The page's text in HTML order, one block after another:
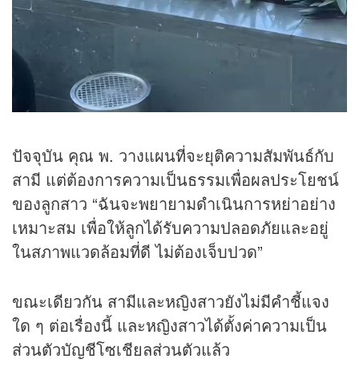
ปัจจุบัน คุณ พ. วางแผนที่จะยุติความสัมพันธ์กับ
สามี แต่ต้องการความเป็นธรรมเพื่อผลประโยชน์
ของลูกสาว “ฉันจะพยายามดำเนินการหย่าอย่าง
เหมาะสม เพื่อให้ลูกได้รับความปลอดภัยและอยู่
ในสภาพแวดล้อมที่ดี ไม่ต้องเจ็บปวด”
ขณะเดียวกัน สามีและหญิงสาวยังไม่มีคำชี้แจง
ใด ๆ ต่อเรื่องนี้ และหญิงสาวได้ตั้งค่าความเป็น
ส่วนตัวบัญชีโซเชียลส่วนตัวแล้ว